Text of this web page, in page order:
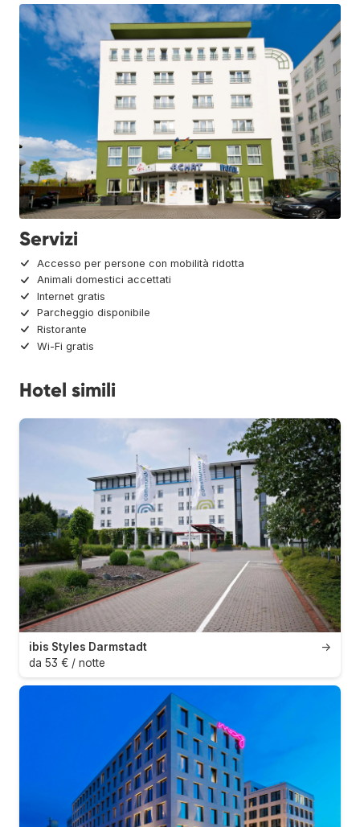
Servizi
Accesso per persone con mobilità ridotta
Animali domestici accettati
Internet gratis
Parcheggio disponibile
Ristorante
Wi-Fi gratis
Hotel simili
→
ibis Styles Darmstadt
da 53 € / notte